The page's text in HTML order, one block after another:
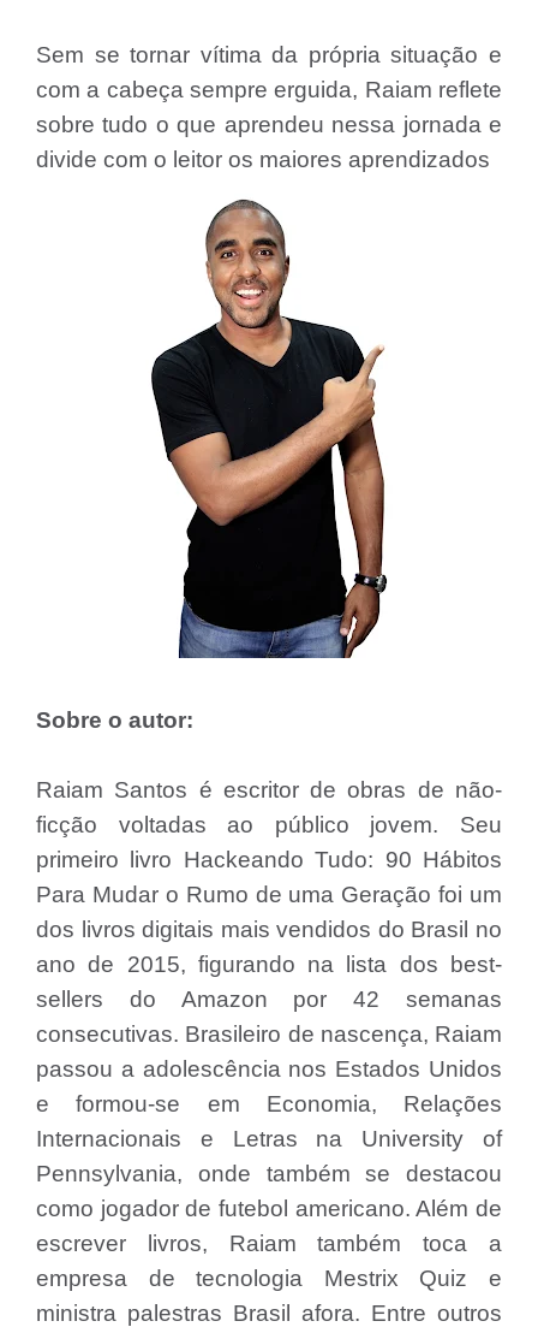
Sem se tornar vítima da própria situação e
com a cabeça sempre erguida, Raiam reflete
sobre tudo o que aprendeu nessa jornada e
divide com o leitor os maiores aprendizados
Sobre o autor:
Raiam Santos é escritor de obras de não-
ficção voltadas ao público jovem. Seu
primeiro livro Hackeando Tudo: 90 Hábitos
Para Mudar o Rumo de uma Geração foi um
dos livros digitais mais vendidos do Brasil no
ano de 2015, figurando na lista dos best-
sellers do Amazon por 42 semanas
consecutivas. Brasileiro de nascença, Raiam
passou a adolescência nos Estados Unidos
e formou-se em Economia, Relações
Internacionais e Letras na University of
Pennsylvania, onde também se destacou
como jogador de futebol americano. Além de
escrever livros, Raiam também toca a
empresa de tecnologia Mestrix Quiz e
ministra palestras Brasil afora. Entre outros